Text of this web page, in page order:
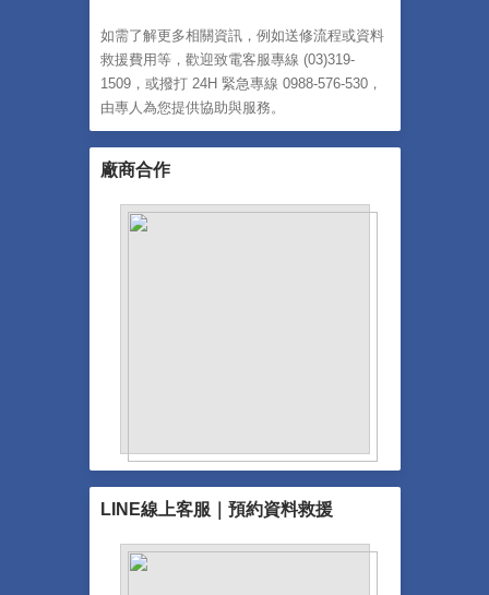
如需了解更多相關資訊，例如送修流程或資料
救援費用等，歡迎致電客服專線 (03)319-
1509，或撥打 24H 緊急專線 0988-576-530，
由專人為您提供協助與服務。
廠商合作
LINE線上客服｜預約資料救援